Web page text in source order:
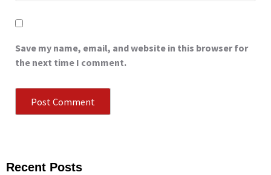
Save my name, email, and website in this browser for
the next time I comment.
Recent Posts